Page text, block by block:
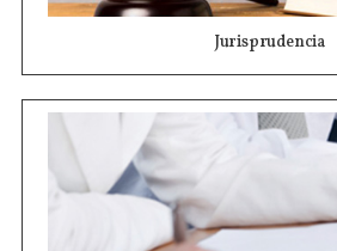
Jurisprudencia